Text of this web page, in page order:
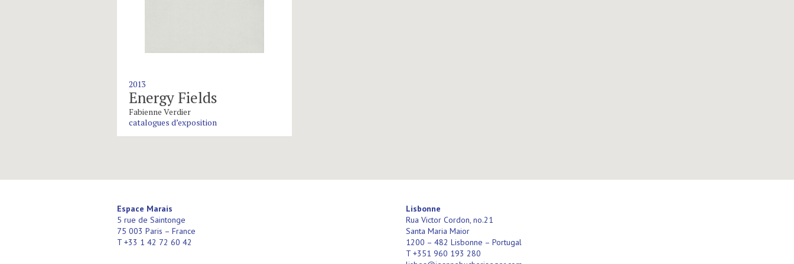
2013
Energy Fields
Fabienne Verdier
catalogues d’exposition
Espace Marais
5 rue de Saintonge
75 003 Paris – France
T +33 1 42 72 60 42
Lisbonne
Rua Victor Cordon, no.21
Santa Maria Maior
1200 – 482 Lisbonne – Portugal
T +351 960 193 280